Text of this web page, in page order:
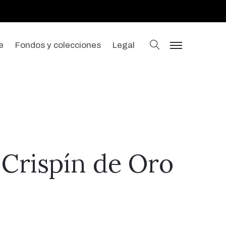
Fondos y colecciones Legal buscar
menu
de Oro